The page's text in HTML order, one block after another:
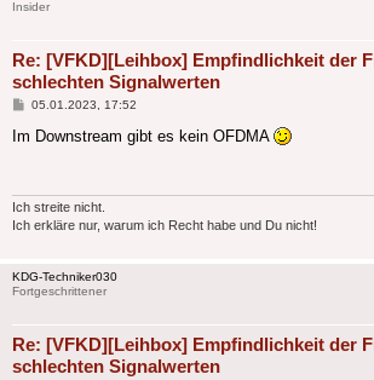
Insider
Re: [VFKD][Leihbox] Empfindlichkeit der
schlechten Signalwerten
Beitrag
05.01.2023, 17:52
Im Downstream gibt es kein OFDMA
Ich streite nicht.
Ich erkläre nur, warum ich Recht habe und Du nicht!
KDG-Techniker030
Fortgeschrittener
Re: [VFKD][Leihbox] Empfindlichkeit der
schlechten Signalwerten